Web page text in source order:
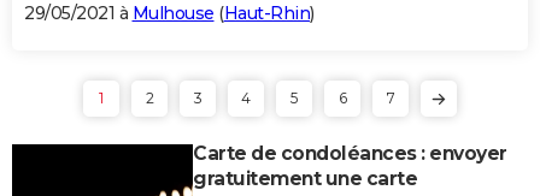
29/05/2021 à Mulhouse (Haut-Rhin)
1 2 3 4 5 6 7
Carte de condoléances : envoyer
gratuitement une carte